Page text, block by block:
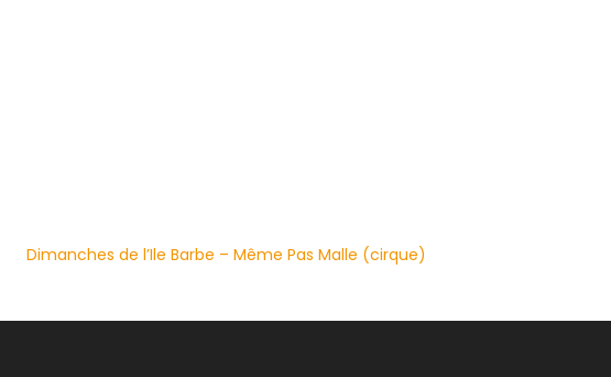
Dimanches de l’Ile Barbe – Même Pas Malle (cirque)